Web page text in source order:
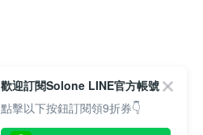
歡迎訂閱Solone LINE官方帳號
點擊以下按鈕訂閱領9折券👇